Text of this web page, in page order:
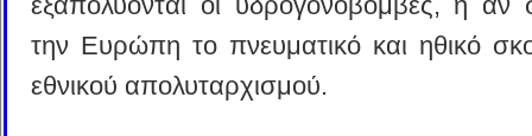
την Ευρώπη το πνευματικό και ηθικό
εθνικού απολυταρχισμού.